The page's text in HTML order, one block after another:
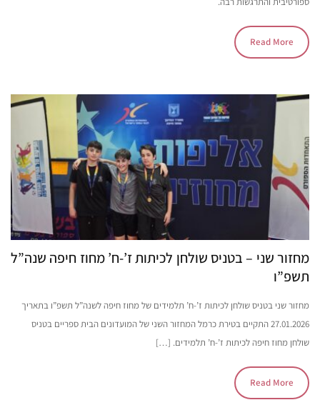
Read More
מחזור שני – בטניס שולחן לכיתות ז’-ח’ מחוז חיפה שנה”ל
תשפ”ו
מחזור שני בטניס שולחן לכיתות ז’-ח’ תלמידים של מחוז חיפה לשנה”ל תשפ”ו בתאריך
27.01.2026 התקיים בטירת כרמל המחזור השני של המועדונים הבית ספריים בטניס
שולחן מחוז חיפה לכיתות ז’-ח’ תלמידים. […]
Read More